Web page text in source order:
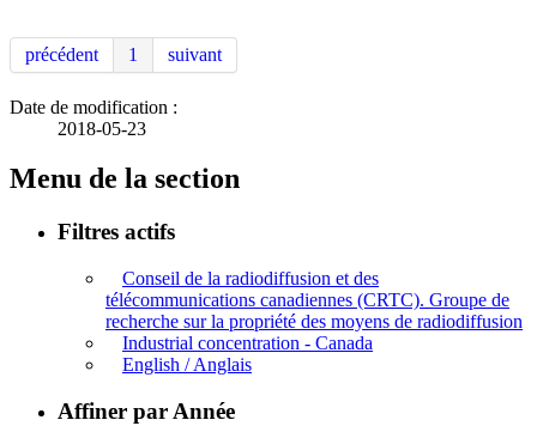
précédent 1 suivant
Date de modification :
2018-05-23
Menu de la section
Filtres actifs
Conseil de la radiodiffusion et des
télécommunications canadiennes (CRTC). Groupe de
recherche sur la propriété des moyens de radiodiffusion
Industrial concentration - Canada
English / Anglais
Affiner par Année